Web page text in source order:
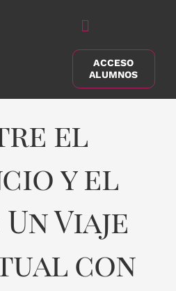
Alternar
navegación
Buscar:
ACCESO
ALUMNOS
el
y el
Viaje
con